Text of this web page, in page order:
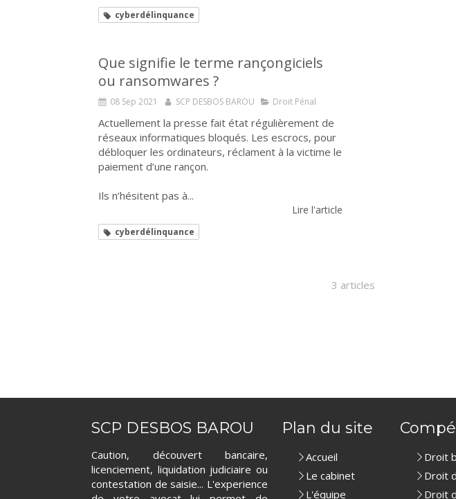
cyberdélinquance
Que signifie le terme rançongiciels
ou ransomwares ?
08 Sep 2021 SCP DESBOS BAROU Droit Pénal
Actuellement la presse fait état régulièrement de
réseaux informatiques bloqués. Les escrocs, pour
débloquer les ordinateurs, réclament à la victime le
paiement d’une rançon.
Ils n’hésitent pas à...
Lire l'article
cyberdélinquance
3 articles
SCP DESBOS BAROU
Caution, découvert bancaire,
licenciement, liquidation judiciaire ou
contestation de saisie... L'experience
Plan du site
Accueil
Le cabinet
L'équipe
Droit
Droit
Droit